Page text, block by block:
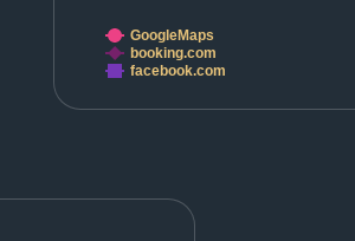
GoogleMaps
booking.com
facebook.com